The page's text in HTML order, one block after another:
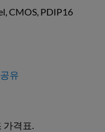
CMOS, PDIP16
유
가격표.